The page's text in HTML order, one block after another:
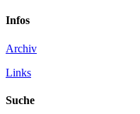
Infos
Archiv
Links
Suche